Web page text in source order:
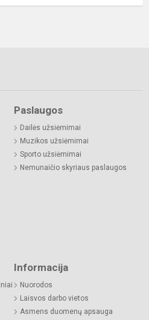
Paslaugos
Dailės užsiėmimai
Muzikos užsiėmimai
Sporto užsiėmimai
Nemunaičio skyriaus paslaugos
Informacija
Nuorodos
Laisvos darbo vietos
Asmens duomenų apsauga